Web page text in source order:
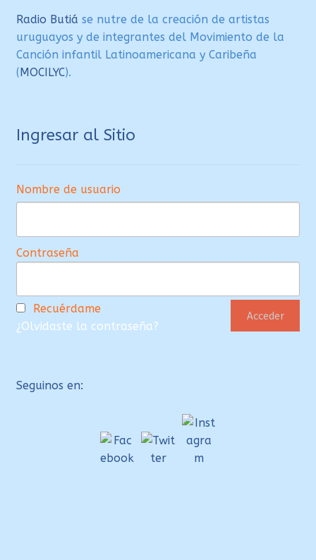
Radio Butiá se nutre de la creación de artistas
uruguayos y de integrantes del Movimiento de la
Canción infantil Latinoamericana y Caribeña
(MOCILYC).
Ingresar al Sitio
Nombre de usuario
Contraseña
Recuérdame
¿Olvidaste la contraseña?
Seguinos en: